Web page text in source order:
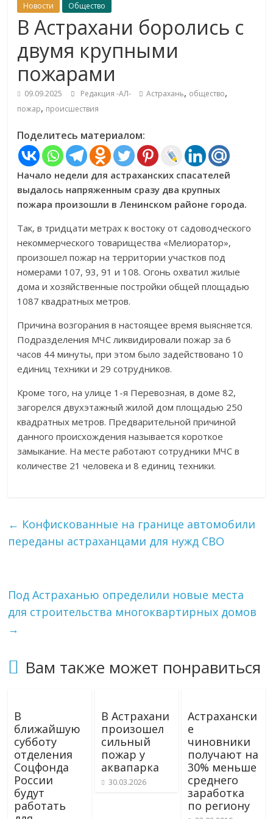
Новости Общество
В Астрахани боролись с
двумя крупными
пожарами
09.09.2025 Редакция -АЛ- Астрахань, общество,
пожар, происшествия
Поделитесь материалом:
Начало недели для астраханских спасателей
выдалось напряженным сразу два крупных
пожара произошли в Ленинском районе города.
Так, в тридцати метрах к востоку от садоводческого
некоммерческого товарищества «Мелиоратор»,
произошел пожар на территории участков под
номерами 107, 93, 91 и 108. Огонь охватил жилые
дома и хозяйственные постройки общей площадью
1087 квадратных метров.
Причина возгорания в настоящее время выясняется.
Подразделения МЧС ликвидировали пожар за 6
часов 44 минуты, при этом было задействовано 10
единиц техники и 29 сотрудников.
Кроме того, на улице 1-я Перевозная, в доме 82,
загорелся двухэтажный жилой дом площадью 250
квадратных метров. Предварительной причиной
данного происхождения называется короткое
замыкание. На месте работают сотрудники МЧС в
количестве 21 человека и 8 единиц техники.
← Конфискованные на границе автомобили
переданы астраханцами для нужд СВО
Под Астраханью определили новые места
для строительства многоквартирных домов
→
Вам также может понравиться
В
ближайшую
субботу
отделения
Соцфонда
России
будут
работать
В Астрахани
произошел
сильный
пожар у
аквапарка
30.03.2026
Астрахански
е
чиновники
получают на
30% меньше
среднего
заработка
по региону